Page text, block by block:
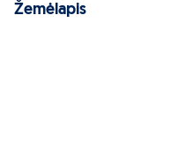
Žemėlapis